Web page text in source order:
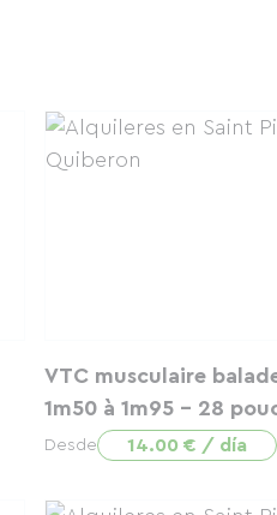
VTC musculaire
1m50 à 1m95 - 28
Desde 14.00 € / día